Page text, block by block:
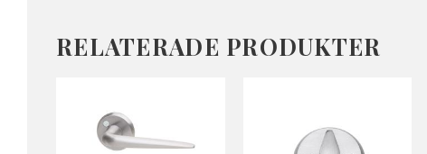
RELATERADE PRODUKTER